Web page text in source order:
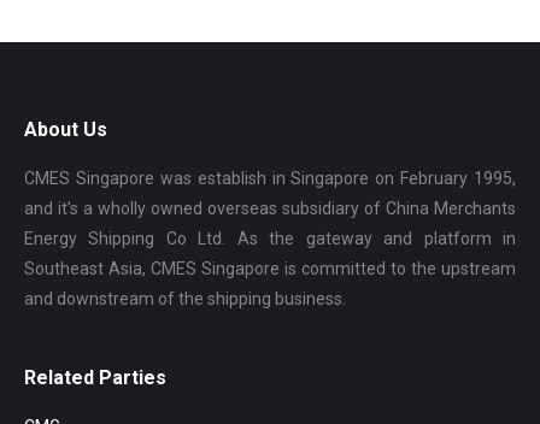
About Us
CMES Singapore was establish in Singapore on February 1995,
and it’s a wholly owned overseas subsidiary of China Merchants
Energy Shipping Co Ltd. As the gateway and platform in
Southeast Asia, CMES Singapore is committed to the upstream
and downstream of the shipping business.
Related Parties